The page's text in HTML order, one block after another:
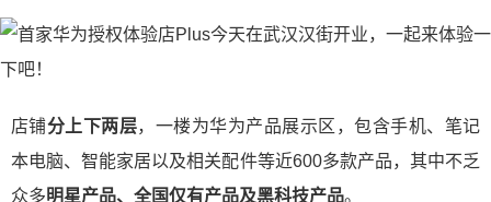
店铺分上下两层，一楼为华为产品展示区，包含手机、笔记
本电脑、智能家居以及相关配件等近600多款产品，其中不乏
众多明星产品、全国仅有产品及黑科技产品。